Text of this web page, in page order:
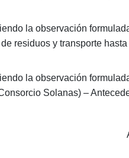
la observación
residuos y transporte
la observación
Solanas) –